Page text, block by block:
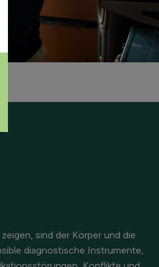
sind der Körper und die
diagnostische Instrumente,